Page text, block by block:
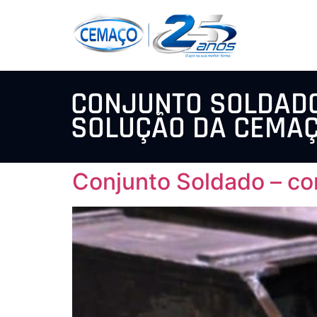
CONJUNTO
SOLUÇÃO DA
Conjunto Soldado –